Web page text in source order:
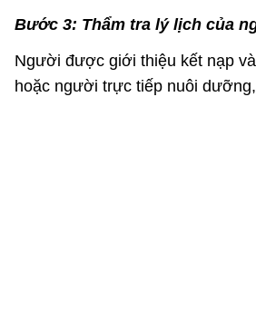
Bước 3: Thẩm tra lý lịch của
Người được giới thiệu kết nạp
hoặc người trực tiếp nuôi